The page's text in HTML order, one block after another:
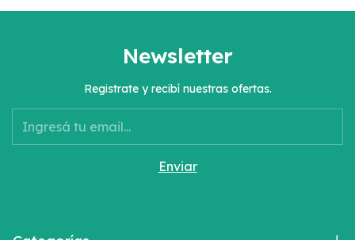
Newsletter
Registrate y recibí nuestras ofertas.